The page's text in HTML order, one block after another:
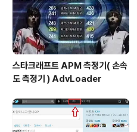
스타크래프트 APM 측정기( 손속
도 측정기 ) AdvLoader